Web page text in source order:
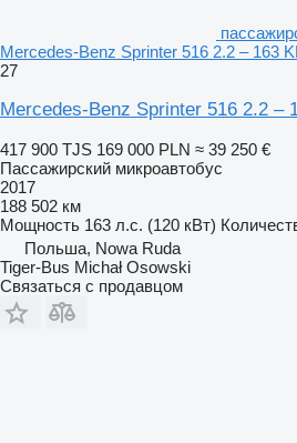
Mercedes-Benz Sprinter 516 2.2 – 163
27
Mercedes-Benz Sprinter 516 2.2 –
417 900 TJS 169 000 PLN ≈ 39 250 €
Пассажирский микроавтобус
2017
188 502 км
Мощность 163 л.с. (120 кВт)
Польша, Nowa Ruda
Tiger-Bus Michał Osowski
Связаться с продавцом